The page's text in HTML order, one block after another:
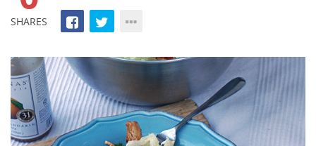
SHARES